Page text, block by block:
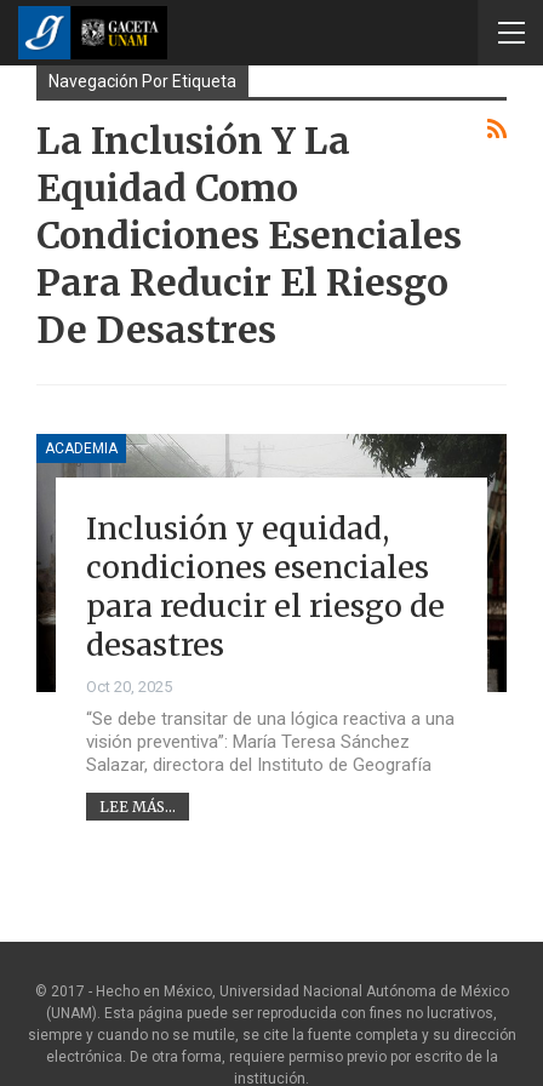
Navegación Por Etiqueta
La Inclusión Y La
Equidad Como
Condiciones Esenciales
Para Reducir El Riesgo
De Desastres
ACADEMIA
Inclusión y equidad,
condiciones esenciales
para reducir el riesgo de
desastres
Oct 20, 2025
“Se debe transitar de una lógica reactiva a una
visión preventiva”: María Teresa Sánchez
Salazar, directora del Instituto de Geografía
LEE MÁS...
© 2017 - Hecho en México, Universidad Nacional Autónoma de México
(UNAM). Esta página puede ser reproducida con fines no lucrativos,
siempre y cuando no se mutile, se cite la fuente completa y su dirección
electrónica. De otra forma, requiere permiso previo por escrito de la
institución.